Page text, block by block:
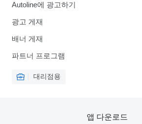
Autoline에 광고하기
광고 게재
배너 게재
파트너 프로그램
대리점용
앱 다운로드